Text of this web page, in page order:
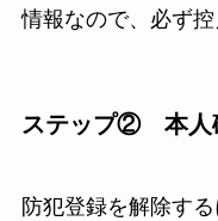
情報なので、必ず控
ステップ② 本人
防犯登録を解除す